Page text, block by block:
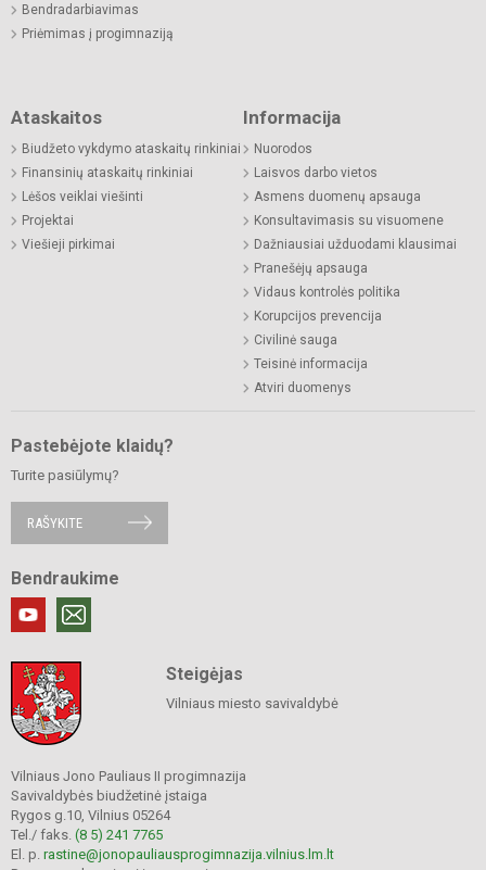
Bendradarbiavimas
Priėmimas į progimnaziją
Ataskaitos
Biudžeto vykdymo ataskaitų rinkiniai
Finansinių ataskaitų rinkiniai
Lėšos veiklai viešinti
Projektai
Viešieji pirkimai
Informacija
Nuorodos
Laisvos darbo vietos
Asmens duomenų apsauga
Konsultavimasis su visuomene
Dažniausiai užduodami klausimai
Pranešėjų apsauga
Vidaus kontrolės politika
Korupcijos prevencija
Civilinė sauga
Teisinė informacija
Atviri duomenys
Pastebėjote klaidų?
Turite pasiūlymų?
RAŠYKITE
Bendraukime
Steigėjas
Vilniaus miesto savivaldybė
Vilniaus Jono Pauliaus II progimnazija
Savivaldybės biudžetinė įstaiga
Rygos g.10, Vilnius 05264
Tel./ faks. (8 5) 241 7765
El. p. rastine@jonopauliausprogimnazija.vilnius.lm.lt